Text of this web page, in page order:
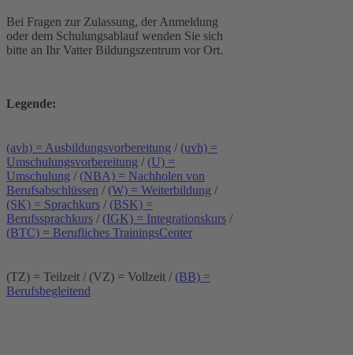
Bei Fragen zur Zulassung, der Anmeldung
oder dem Schulungsablauf wenden Sie sich
bitte an Ihr Vatter Bildungszentrum vor Ort.
Legende:
(avh) = Ausbildungsvorbereitung / (uvh) =
Umschulungsvorbereitung / (U) =
Umschulung / (NBA) = Nachholen von
Berufsabschlüssen / (W) = Weiterbildung /
(SK) = Sprachkurs / (BSK) =
Berufssprachkurs / (IGK) = Integrationskurs /
(BTC) = Berufliches TrainingsCenter
(TZ) = Teilzeit / (VZ) = Vollzeit / (BB) =
Berufsbegleitend